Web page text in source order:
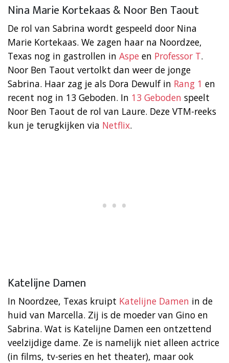
Nina Marie Kortekaas & Noor Ben Taout
De rol van Sabrina wordt gespeeld door Nina
Marie Kortekaas. We zagen haar na Noordzee,
Texas nog in gastrollen in Aspe en Professor T.
Noor Ben Taout vertolkt dan weer de jonge
Sabrina. Haar zag je als Dora Dewulf in Rang 1 en
recent nog in 13 Geboden. In 13 Geboden speelt
Noor Ben Taout de rol van Laure. Deze VTM-reeks
kun je terugkijken via Netflix.
Katelijne Damen
In Noordzee, Texas kruipt Katelijne Damen in de
huid van Marcella. Zij is de moeder van Gino en
Sabrina. Wat is Katelijne Damen een ontzettend
veelzijdige dame. Ze is namelijk niet alleen actrice
(in films, tv-series en het theater), maar ook